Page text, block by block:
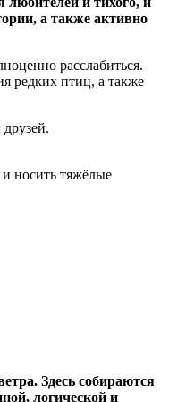
а также активно
расслабиться.
редких птиц, а также
носить тяжёлые
Здесь собираются
логической и